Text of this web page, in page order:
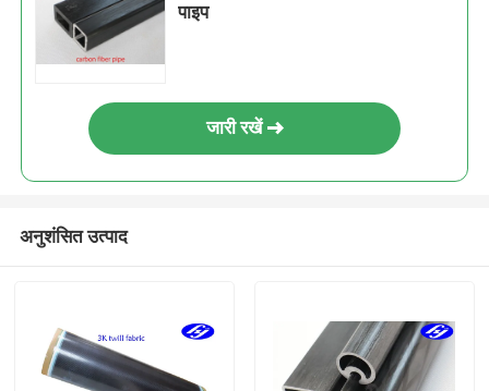
पाइप
जारी रखें
अनुशंसित उत्पाद